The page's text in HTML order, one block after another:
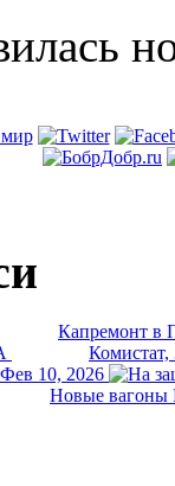
Капремонт в
Комистат,
Фев 10, 2026
Новые вагоны